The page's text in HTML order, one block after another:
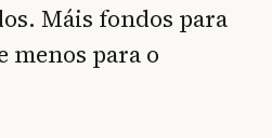
Máis fondos para
menos para o